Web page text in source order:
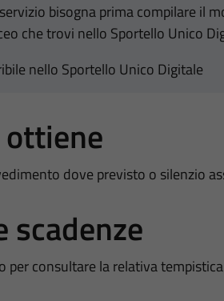
bisogna prima compilare il
che trovi nello Sportello Unico
nello Sportello Unico Digitale
ottiene
dove previsto o silenzio
scadenze
per consultare la relativa tempistica